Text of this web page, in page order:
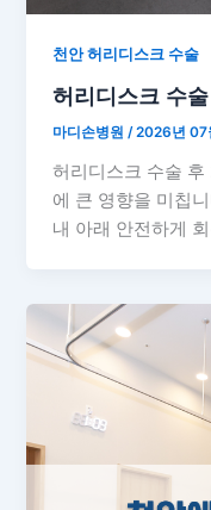
천안 허리디스크 수술
허리디스크 수
마디손병원/2026년 07
허리디스크 수술
에 큰 영향을 미칩
내 아래 안전하게